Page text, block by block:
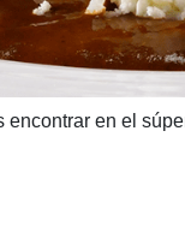
en el